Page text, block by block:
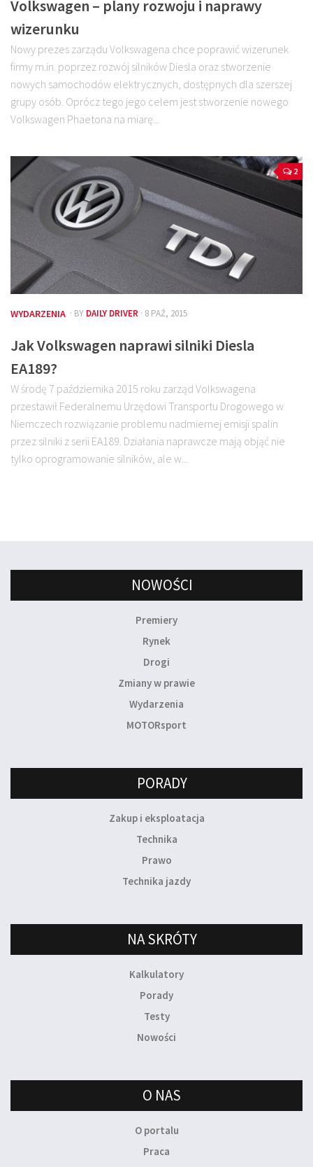
Volkswagen – plany rozwoju i naprawy
wizerunku
Nowy prezes zarządu Volkswagena chce poprawić wizerunek
firmy m.in. poprzez rozwój silników Diesla oraz stworzenie
nowych samochodów elektrycznych, dostępnych dla szerszej
grupy osób. Oprócz tego jego celem jest stworzenie nowego
Volkswagen Phaetona na miarę...
2
WYDARZENIA · BY DAILY DRIVER · 8 PAŹ, 2015
Jak Volkswagen naprawi silniki Diesla
EA189?
W środę 7 października 2015 roku zarząd Volkswagena
przestawił Federalnemu Urzędowi Transportu Drogowego w
Niemczech rozwiązanie problemu nadmiernej emisji spalin
przez silniki z serii EA189. Działania naprawcze mają objąć nie
tylko oprogramowanie silników, ale w...
NOWOŚCI
Premiery
Rynek
Drogi
Zmiany w prawie
Wydarzenia
MOTORsport
PORADY
Zakup i eksploatacja
Technika
Prawo
Technika jazdy
NA SKRÓTY
Kalkulatory
Porady
Testy
Nowości
O NAS
O portalu
Praca